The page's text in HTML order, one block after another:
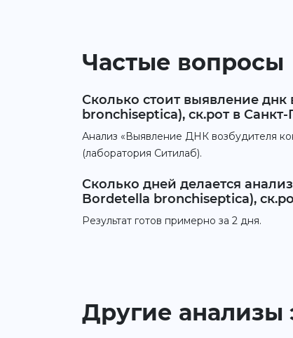
Частые вопросы
Сколько стоит выявление
bronchiseptica), ск.рот в Санкт-
Анализ «Выявление ДНК возбудителя
(лаборатория Ситилаб).
Сколько дней делается
Bordetella bronchiseptica),
Результат готов примерно за 2 дня.
Другие анализы